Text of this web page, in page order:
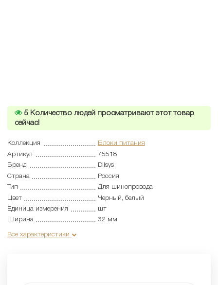
5 Количество людей просматривают этот товар
сейчас!
Коллекция
Блоки питания
Артикул
75518
Бренд
Dilsys
Страна
Россия
Тип
Для шинопровода
Цвет
Черный, белый
Единица измерения
шт
Ширина
32 мм
Все характеристики